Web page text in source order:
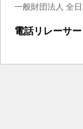
一般財団法人 全
電話リレーサ